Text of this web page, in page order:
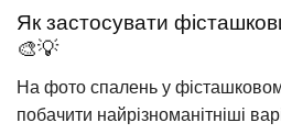
Як застосувати
🎨💡
На фото спалень у
побачити найрізноманітніші